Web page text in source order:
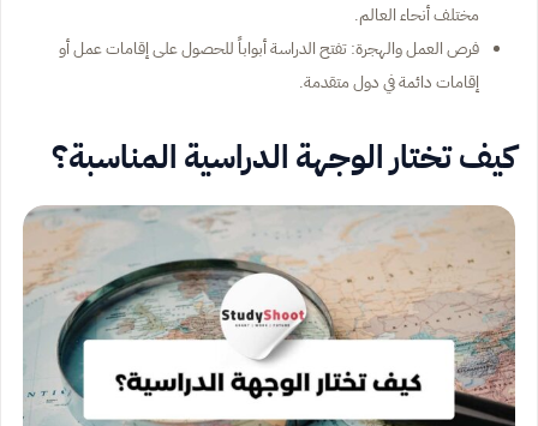
مختلف أنحاء العالم.
فرص العمل والهجرة: تفتح الدراسة أبواباً للحصول على إقامات عمل أو
إقامات دائمة في دول متقدمة.
كيف تختار الوجهة الدراسية المناسبة؟